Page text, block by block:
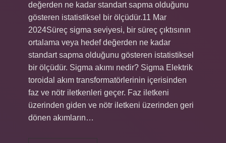
değerden ne kadar standart sapma olduğunu
gösteren istatistiksel bir ölçüdür.11 Mar
2024Süreç sigma seviyesi, bir süreç çıktısının
ortalama veya hedef değerden ne kadar
standart sapma olduğunu gösteren istatistiksel
bir ölçüdür. Sigma akımı nedir? Sigma Elektrik
toroidal akım transformatörlerinin içerisinden
faz ve nötr iletkenleri geçer. Faz iletkeni
üzerinden giden ve nötr iletkeni üzerinden geri
dönen akımların…